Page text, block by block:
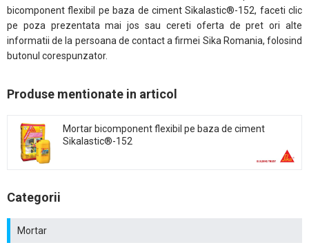
bicomponent flexibil pe baza de ciment Sikalastic®-152, faceti clic
pe poza prezentata mai jos sau cereti oferta de pret ori alte
informatii de la persoana de contact a firmei Sika Romania, folosind
butonul corespunzator.
Produse mentionate in articol
Mortar bicomponent flexibil pe baza de ciment
Sikalastic®-152
Categorii
Mortar